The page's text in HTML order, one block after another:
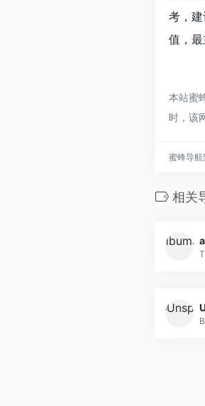
考，
值，
本站蜜
时，该
蜜蜂导航
相关